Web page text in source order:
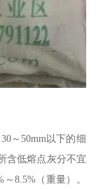
～50mm以下的细
含低熔点灰分不宜
8.5%（重量）。